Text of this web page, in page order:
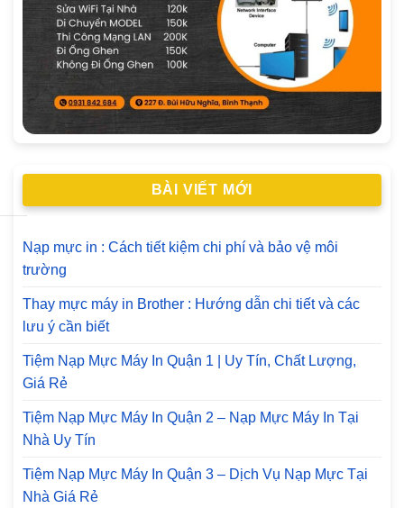
BÀI VIẾT MỚI
Nạp mực in : Cách tiết kiệm chi phí và bảo vệ môi
trường
Thay mực máy in Brother : Hướng dẫn chi tiết và các
lưu ý cần biết
Tiệm Nạp Mực Máy In Quận 1 | Uy Tín, Chất Lượng,
Giá Rẻ
Tiệm Nạp Mực Máy In Quận 2 – Nạp Mực Máy In Tại
Nhà Uy Tín
Tiệm Nạp Mực Máy In Quận 3 – Dịch Vụ Nạp Mực Tại
Nhà Giá Rẻ